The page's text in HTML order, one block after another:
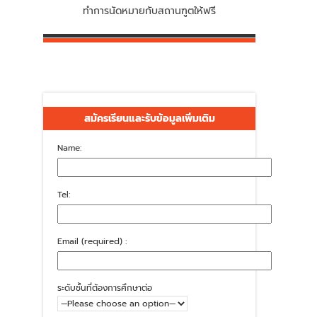
ทำการนัดหมายกับสถานฑูตให้ฟรี
สมัครเรียนและรับข้อมูลเพิ่มเติม
Name:
Tel:
Email (required) :
ระดับชั้นที่ต้องการศึกษาต่อ